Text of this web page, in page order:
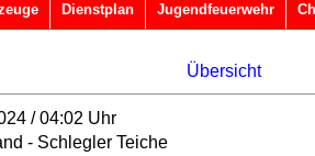
Dienstplan Jugendfeuerwehr
Übersicht
/ 04:02 Uhr
- Schlegler Teiche